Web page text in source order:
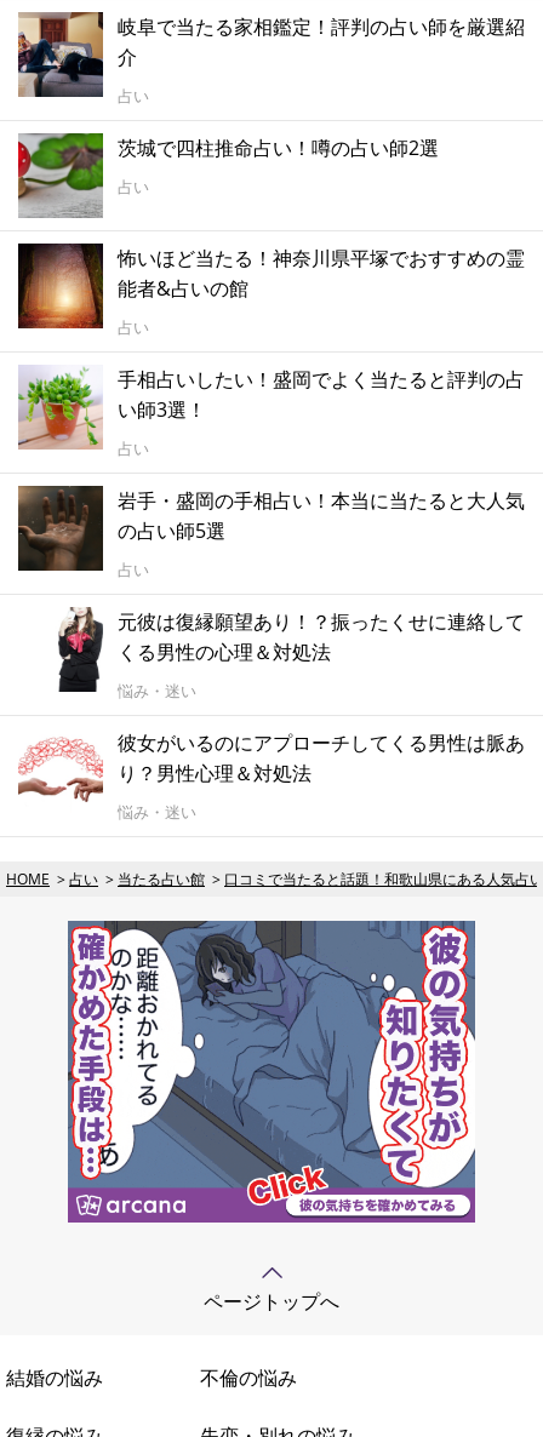
岐阜で当たる家相鑑定！評判の占い師を厳選紹
介
占い
茨城で四柱推命占い！噂の占い師2選
占い
怖いほど当たる！神奈川県平塚でおすすめの霊
能者&占いの館
占い
手相占いしたい！盛岡でよく当たると評判の占
い師3選！
占い
岩手・盛岡の手相占い！本当に当たると大人気
の占い師5選
占い
元彼は復縁願望あり！？振ったくせに連絡して
くる男性の心理＆対処法
悩み・迷い
彼女がいるのにアプローチしてくる男性は脈あ
り？男性心理＆対処法
悩み・迷い
HOME 占い 当たる占い館 口コミで当たると話題！和歌山県にある人気占
ページトップへ
結婚の悩み 不倫の悩み